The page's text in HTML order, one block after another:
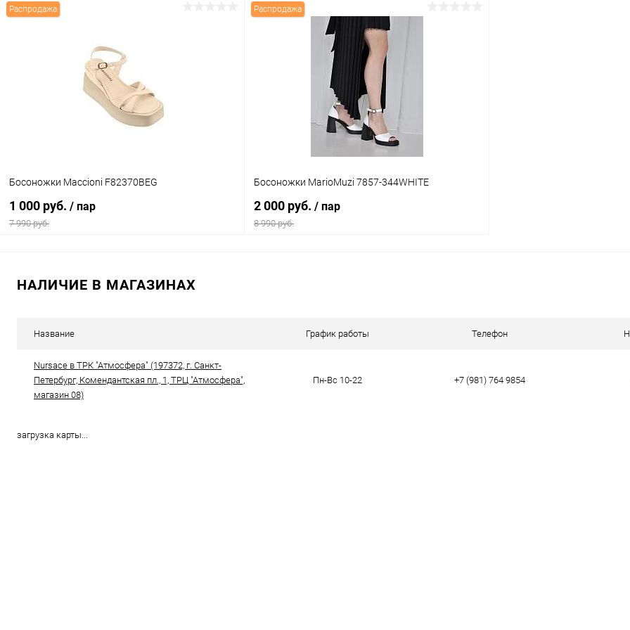
Купить в 1 клик
В корзину
Купить в 1 клик
Распродажа
Босоножки Maccioni F82370BEG
1 000 руб. / пар
7 990 руб.
37 38
Распродажа
Босоножки MarioMuzi 7857-344WHITE
2 000 руб. / пар
8 990 руб.
НАЛИЧИЕ В МАГАЗИНАХ
Название График работы Телефон
Nursace в ТРК "Атмосфера" (197372, г. Санкт-
Петербург, Комендантская пл., 1, ТРЦ "Атмосфера",
магазин 08)
Пн-Вс 10-22 +7 (981) 764 9854
загрузка карты...